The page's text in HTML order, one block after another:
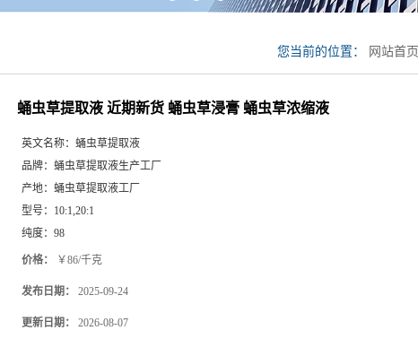
您当前的位置： 网站首页
蛹虫草提取液 近期新货 蛹虫草浸膏 蛹虫草浓缩液
英文名称： 蛹虫草提取液
品牌： 蛹虫草提取液生产工厂
产地： 蛹虫草提取液工厂
型号： 10:1,20:1
纯度： 98
价格： ￥86/千克
发布日期： 2025-09-24
更新日期： 2026-08-07